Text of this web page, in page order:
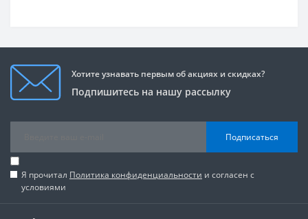
Хотите узнавать первым об акциях и скидках?
Подпишитесь на нашу рассылку
Подписаться
Я прочитал Политика конфиденциальности и согласен с
условиями